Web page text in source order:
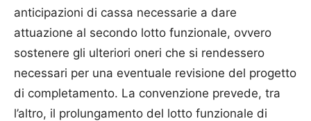
anticipazioni di cassa necessarie a dare
attuazione al secondo lotto funzionale, ovvero
sostenere gli ulteriori oneri che si rendessero
necessari per una eventuale revisione del progetto
di completamento. La convenzione prevede, tra
l’altro, il prolungamento del lotto funzionale di